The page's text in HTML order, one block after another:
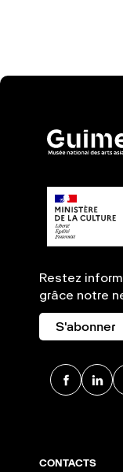
Restez
grâce notre
S'abonner
CONTACTS